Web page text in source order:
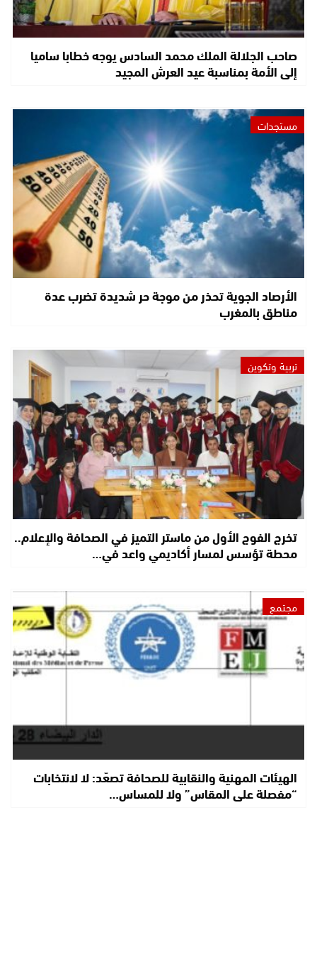
صاحب الجلالة الملك محمد السادس يوجه خطابا ساميا
إلى الأمة بمناسبة عيد العرش المجيد
مستجدات
الأرصاد الجوية تحذر من موجة حر شديدة تضرب عدة
مناطق بالمغرب
تربية وتكوين
تخرج الفوج الأول من ماستر التميز في الصحافة والإعلام..
محطة تؤسس لمسار أكاديمي واعد في…
مجتمع
الهيئات المهنية والنقابية للصحافة تصعّد: لا لانتخابات
“مفصلة على المقاس” ولا للمساس…